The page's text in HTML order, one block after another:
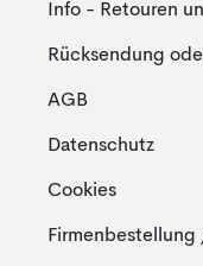
Info - Retouren
Rücksendung
AGB
Datenschutz
Cookies
Firmenbestellung